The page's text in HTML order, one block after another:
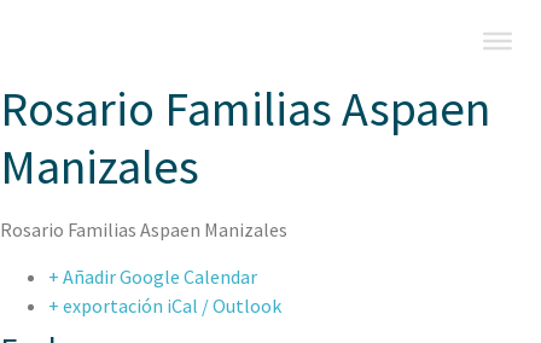
Rosario Familias Aspaen
Manizales
Rosario Familias Aspaen Manizales
+ Añadir Google Calendar
+ exportación iCal / Outlook